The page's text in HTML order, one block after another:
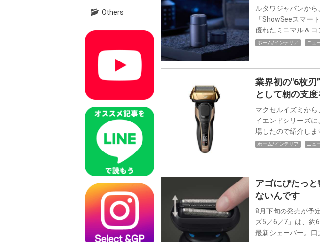
Others
ルタワジャパンか
「ShowSeeスマー
優れたミニマル＆コ
ホーム/インテリア ニュ
業界初の"6枚刃
として朝の支度
マクセルイズミか
イエンドシリーズに
場したので紹介しま
ホーム/インテリア ニュ
アゴにぴたっ
ないんです
8月下旬の発売が予
ズ5／6／7」は、約
最新シェーバー。口